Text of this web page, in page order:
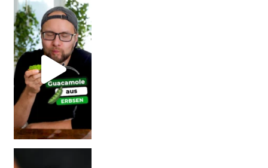
Erb
Vorsicht: Fallt nicht auf Kinder-Gerichte rein!